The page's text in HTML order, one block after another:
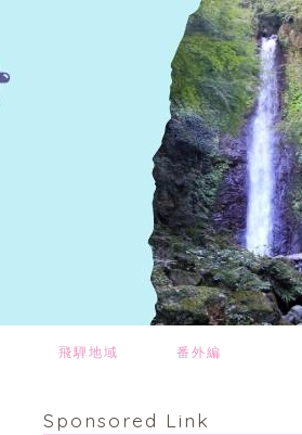
飛騨地域 番外編
Sponsored Link